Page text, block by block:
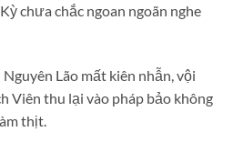
chưa chắc ngoan ngoãn nghe
Lão mất kiên nhẫn, vội
Viên thu lại vào pháp bảo không
thịt.